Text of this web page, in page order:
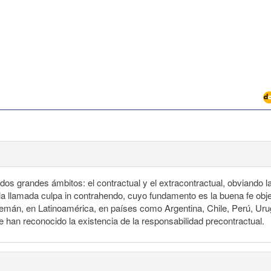
grandes ámbitos: el contractual y el extracontractual, obviando
culpa in contrahendo, cuyo fundamento es la buena fe
en Latinoamérica, en países como Argentina, Chile, Perú,
reconocido la existencia de la responsabilidad precontractual.